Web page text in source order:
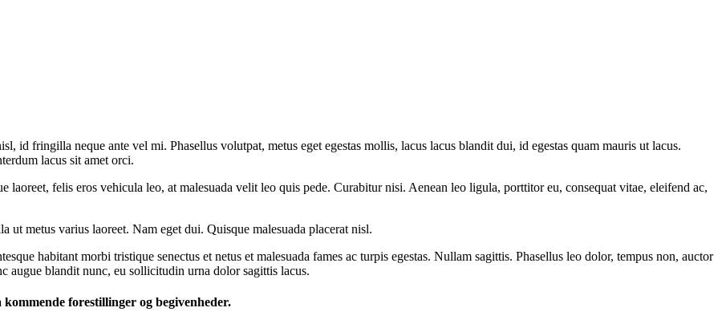
id fringilla neque ante vel mi. Phasellus volutpat, metus eget egestas mollis, lacus lacus blandit dui, id egestas quam mauris ut lacus.
lacus sit amet orci.
laoreet, felis eros vehicula leo, at malesuada velit leo quis pede. Curabitur nisi. Aenean leo ligula, porttitor eu, consequat vitae, eleifend ac,
metus varius laoreet. Nam eget dui. Quisque malesuada placerat nisl.
habitant morbi tristique senectus et netus et malesuada fames ac turpis egestas. Nullam sagittis. Phasellus leo dolor, tempus non, auctor
augue blandit nunc, eu sollicitudin urna dolor sagittis lacus.
forestillinger og begivenheder.